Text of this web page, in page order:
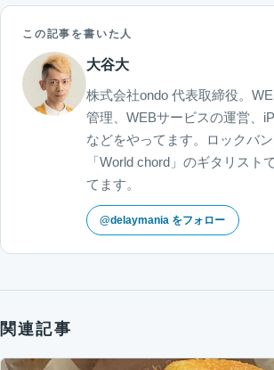
この記事を書いた人
大谷大
株式会社ondo 代表取締役。
管理、WEBサービスの運営、
などをやってます。ロックバン
「World chord」のギタリスト
てます。
@delaymania をフォロー
関連記事